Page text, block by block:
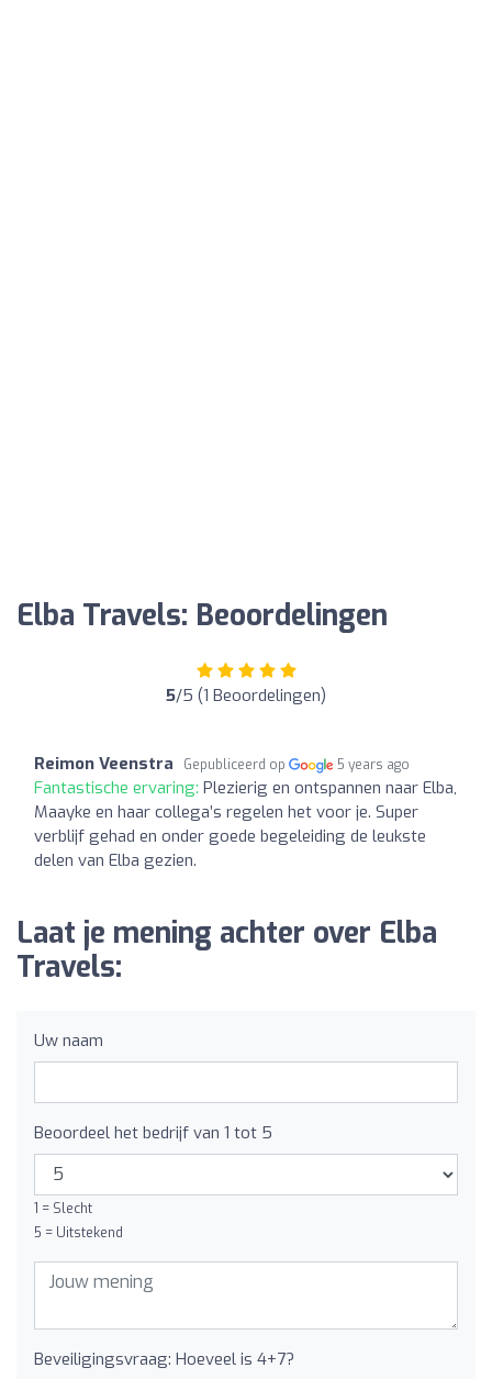
Elba Travels: Beoordelingen
5/5 (1 Beoordelingen)
Reimon Veenstra Gepubliceerd op 5 years ago
Fantastische ervaring: Plezierig en ontspannen naar Elba,
Maayke en haar collega’s regelen het voor je. Super
verblijf gehad en onder goede begeleiding de leukste
delen van Elba gezien.
Laat je mening achter over Elba
Travels:
Uw naam
Beoordeel het bedrijf van 1 tot 5
1 = Slecht
5 = Uitstekend
Beveiligingsvraag: Hoeveel is 4+7?